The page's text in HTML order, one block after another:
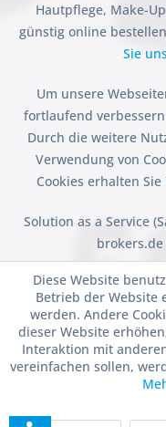
Hautpflege, Make-
günstig online
Sie
Um unsere
fortlaufend
Durch die weitere
Verwendung von
Cookies erhalten
Solution as a Service
Diese Website
Betrieb der Website
werden. Andere
dieser Website
Interaktion mit
vereinfachen sollen,